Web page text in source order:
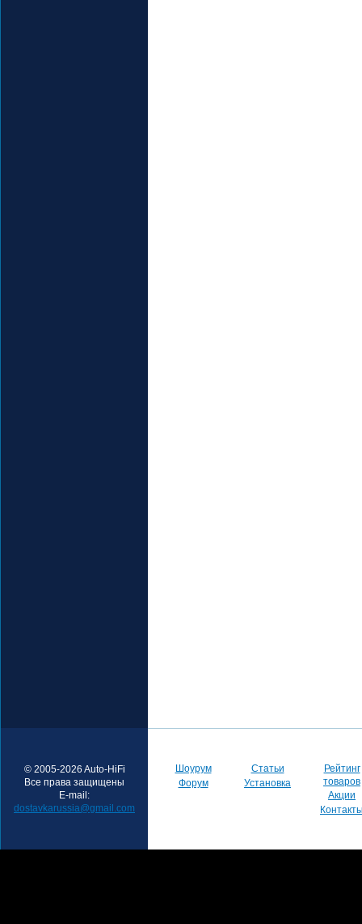
© 2005-2026 Auto-HiFi
Все права защищены
E-mail:
dostavkarussia@gmail.com
Шоурум
Форум
Статьи
Установка
Рейтинг
товаров
Акции